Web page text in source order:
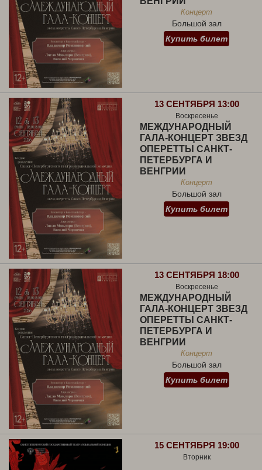
Концерт
Большой зал
Купить билет
13 СЕНТЯБРЯ 13:00
Воскресенье
МЕЖДУНАРОДНЫЙ
ГАЛА-КОНЦЕРТ ЗВЕЗД
ОПЕРЕТТЫ САНКТ-
ПЕТЕРБУРГА И
ВЕНГРИИ
Концерт
Большой зал
Купить билет
13 СЕНТЯБРЯ 18:00
Воскресенье
МЕЖДУНАРОДНЫЙ
ГАЛА-КОНЦЕРТ ЗВЕЗД
ОПЕРЕТТЫ САНКТ-
ПЕТЕРБУРГА И
ВЕНГРИИ
Концерт
Большой зал
Купить билет
15 СЕНТЯБРЯ 19:00
Вторник